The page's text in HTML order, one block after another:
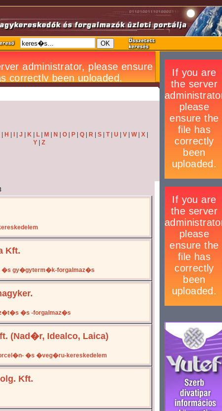
H J K L M N O P Q R S T| U V W| X
Y
Z
Kft.
�s gy�gyterm�k-forgalmaz�s
�s -forgalmaz�s
(Nad�r, Idealco, Laica)
�s �veg�ru-kereskedelem
Kft.